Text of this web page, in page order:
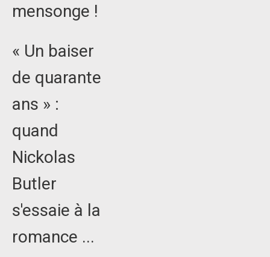
mensonge !
« Un baiser
de quarante
ans » :
quand
Nickolas
Butler
s'essaie à la
romance ...